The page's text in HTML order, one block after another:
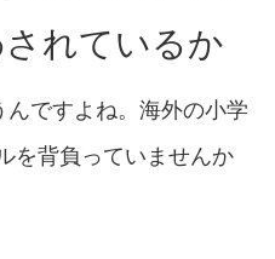
されているか
ですよね。海外の小学
を背負っていませんか